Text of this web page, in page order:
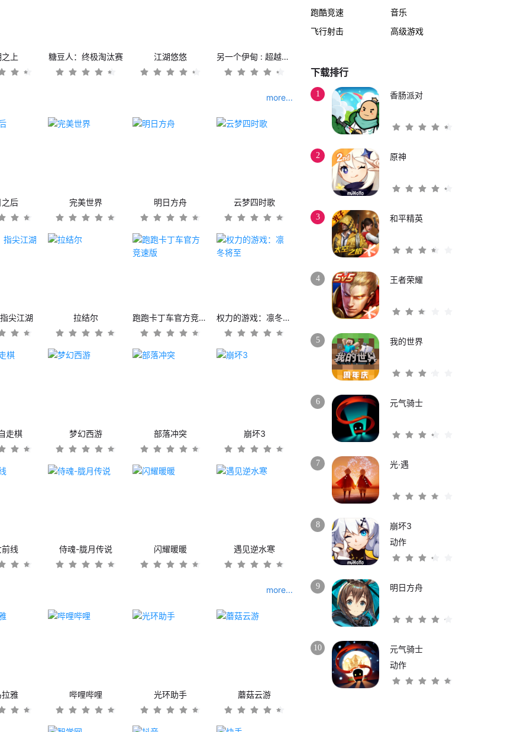
上 糖豆人：终极淘汰赛 江湖悠悠 另一个伊甸 : 超越时空的猫
more...
后 完美世界 明日方舟 云梦四时歌
尖江湖 拉结尔 跑跑卡丁车官方竞速版 权力的游戏：凛冬将至
走棋 梦幻西游 部落冲突 崩坏3
线 侍魂-胧月传说 闪耀暖暖 遇见逆水寒
more...
雅 哔哩哔哩 光环助手 蘑菇云游
跑酷竞速
音乐
飞行射击
高级游戏
下载排行
1 香肠派对
2 原神
3 和平精英
4 王者荣耀
5 我的世界
6 元气骑士
7 光·遇
8
崩坏3
动作
9 明日方舟
10
元气骑士
动作